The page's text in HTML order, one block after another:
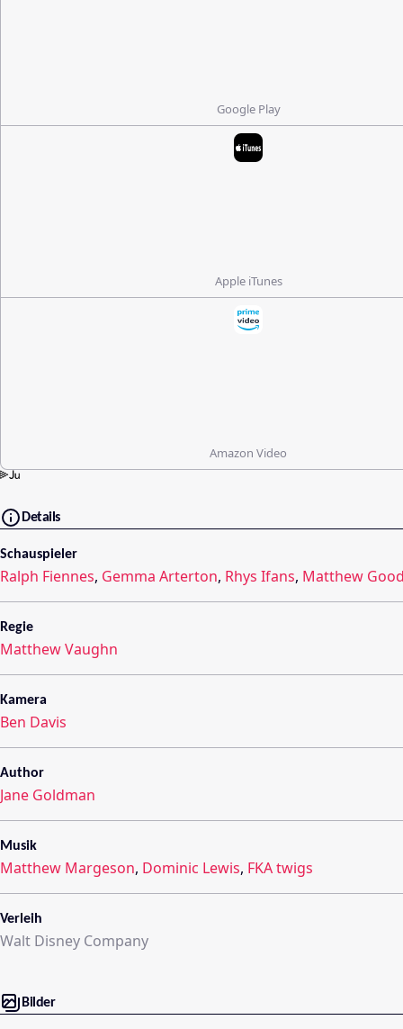
Google Play
Apple iTunes
Amazon Video
Details
Schauspieler
Ralph Fiennes, Gemma Arterton, Rhys Ifans, Matthew
Regie
Matthew Vaughn
Kamera
Ben Davis
Author
Jane Goldman
Musik
Matthew Margeson, Dominic Lewis, FKA twigs
Verleih
Walt Disney Company
Bilder